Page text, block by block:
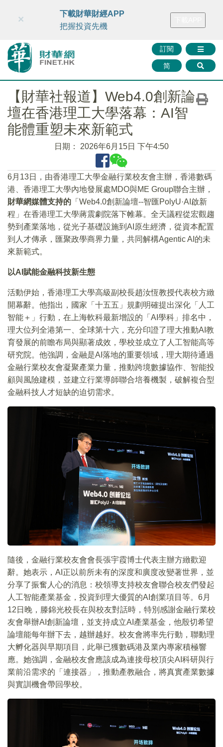
財華智庫網 FINTV FINMETA 財華證券 媒體矩陣
訂閱
简
×
下載財華財經APP
把握投資先機
【財華社報道】Web4.0創新論
壇在香港理工大學落幕：AI智
能體重塑未來新範式
日期： 2026年6月15日 下午4:50
6月13日，由香港理工大學金融行業校友會主辦，香港數碼
港、香港理工大學內地發展處MDO與ME Group聯合主辦，
財華網媒體支持的 「Web4.0創新論壇--智匯PolyU·AI啟新
程」在香港理工大學蔣震劇院落下帷幕。全天議程從宏觀趨
勢到產業落地，從光子基礎設施到AI原生經濟，從資本配置
到人才傳承，匯聚政學商界力量，共同解構Agentic AI的未
來新範式。
以AI 賦能金融科技新生態
活動伊始，香港理工大學高級副校長趙汝恆教授代表校方緻
開幕辭。他指出，國家「十五五」規劃明確提出深化「人工
智能＋」行動，在上海軟科最新增設的「AI學科」排名中，
理大位列全港第一、全球第十六，充分印證了理大推動AI教
育發展的前瞻布局與顯著成效，學校並成立了人工智能高等
研究院。他強調，金融是AI落地的重要領域，理大期待通過
金融行業校友會凝聚產業力量，推動跨境數據協作、智能投
顧與風險建模，並建立行業導師聯合培養機製，破解複合型
金融科技人才短缺的迫切需求。
隨後，金融行業校友會會長張宇霞博士代表主辦方緻歡迎
辭。她表示，AI正以前所未有的深度和廣度改變著世界，並
分享了振奮人心的消息：校領導支持校友會聯合校友們發起
人工智能產業基金，投資到理大優質的AI創業項目等。6月
12日晚，滕錦光校長在與校友對話時，特別感謝金融行業校
友會舉辦AI創新論壇，並支持成立AI產業基金，他殷切希望
論壇能每年辦下去，越辦越好。校友會將率先行動，聯動理
大孵化器與早期項目，此舉已獲數碼港及業內專家積極響
應。她強調，金融校友會應該成為連接母校頂尖AI科研與行
業前沿需求的「連接器」，推動產教融合，將真實產業數據
與實訓機會帶回學校。